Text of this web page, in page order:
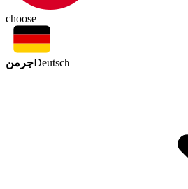
choose
جرمنDeutsch